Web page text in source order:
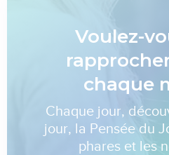
Voulez-
chaque
Chaque jour,
jour, la Pensée du
phares et les